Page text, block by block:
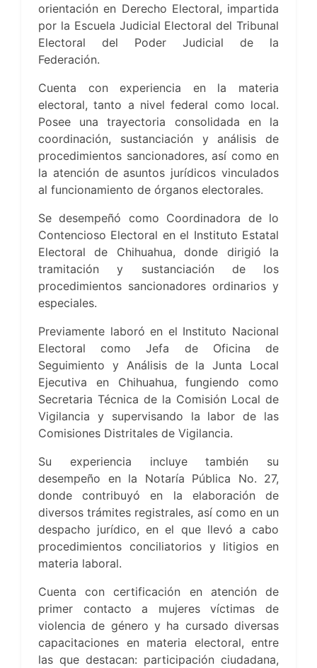
orientación en Derecho Electoral, impartida
por la Escuela Judicial Electoral del Tribunal
Electoral del Poder Judicial de la
Federación.
Cuenta con experiencia en la materia
electoral, tanto a nivel federal como local.
Posee una trayectoria consolidada en la
coordinación, sustanciación y análisis de
procedimientos sancionadores, así como en
la atención de asuntos jurídicos vinculados
al funcionamiento de órganos electorales.
Se desempeñó como Coordinadora de lo
Contencioso Electoral en el Instituto Estatal
Electoral de Chihuahua, donde dirigió la
tramitación y sustanciación de los
procedimientos sancionadores ordinarios y
especiales.
Previamente laboró en el Instituto Nacional
Electoral como Jefa de Oficina de
Seguimiento y Análisis de la Junta Local
Ejecutiva en Chihuahua, fungiendo como
Secretaria Técnica de la Comisión Local de
Vigilancia y supervisando la labor de las
Comisiones Distritales de Vigilancia.
Su experiencia incluye también su
desempeño en la Notaría Pública No. 27,
donde contribuyó en la elaboración de
diversos trámites registrales, así como en un
despacho jurídico, en el que llevó a cabo
procedimientos conciliatorios y litigios en
materia laboral.
Cuenta con certificación en atención de
primer contacto a mujeres víctimas de
violencia de género y ha cursado diversas
capacitaciones en materia electoral, entre
las que destacan: participación ciudadana,